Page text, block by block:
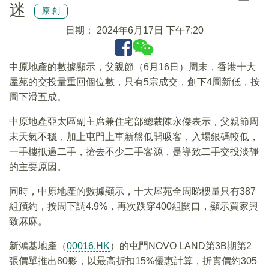
迷
原創
日期： 2024年6月17日 下午7:20
中原地產的數據顯示，父親節（6月16日）周末，香港十大
屋苑的交投量重回個位數，只有5宗成交，創下4周新低，按
周下滑五成。
中原地產亞太區副主席兼住宅部總裁陳永傑表示，父親節周
末天氣不穩，加上屯門上車新盤低開吸客，入場銀碼較低，
一手樓抵過二手，搶去不少二手客源，是導致二手交投淡靜
的主要原因。
同時，中原地產的數據顯示，十大屋苑全周睇樓量只有387
組預約，按周下調4.9%，再次跌穿400組關口，顯示買家興
致麻麻。
新鴻基地產（00016.HK）的屯門NOVO LAND第3B期第2
張價單推出80夥，以最高折扣15%優惠計算，折實價約305